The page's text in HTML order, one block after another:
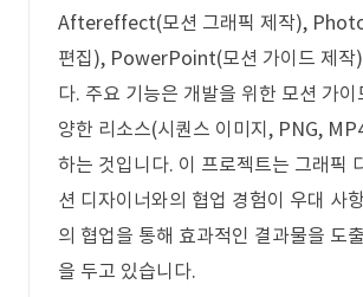
Aftereffect(모션 그래픽 제작),
편집), PowerPoint(모션 가이드 제작)
다. 주요 기능은 개발을 위한 모션 가
양한 리소스(시퀀스 이미지, PNG,
하는 것입니다. 이 프로젝트는 그래픽
션 디자이너와의 협업 경험이 우대 사
의 협업을 통해 효과적인 결과물을 도
을 두고 있습니다.